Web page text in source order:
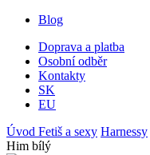
Blog
Doprava a platba
Osobní odběr
Kontakty
SK
EU
Úvod Fetiš a sexy Harnessy
Him bílý